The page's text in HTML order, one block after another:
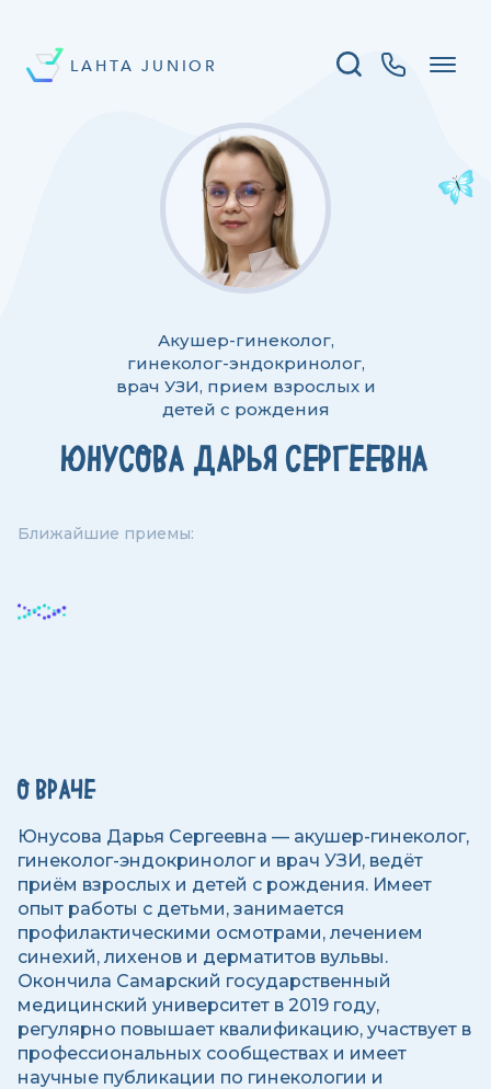
LAHTA JUNIOR
Акушер-гинеколог,
гинеколог-эндокринолог,
врач УЗИ, прием взрослых и
детей с рождения
ЮНУСОВА ДАРЬЯ СЕРГЕЕВНА
Ближайшие приемы:
О ВРАЧЕ
Юнусова Дарья Сергеевна — акушер-гинеколог,
гинеколог-эндокринолог и врач УЗИ, ведёт
приём взрослых и детей с рождения. Имеет
опыт работы с детьми, занимается
профилактическими осмотрами, лечением
синехий, лихенов и дерматитов вульвы.
Окончила Самарский государственный
медицинский университет в 2019 году,
регулярно повышает квалификацию, участвует в
профессиональных сообществах и имеет
научные публикации по гинекологии и